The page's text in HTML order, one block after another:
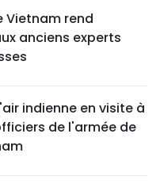
Vietnam rend
anciens experts
indienne en visite à
de l'armée de